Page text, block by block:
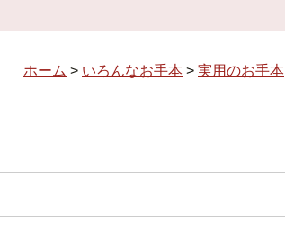
ホーム > いろんなお手本 > 実用のお手本